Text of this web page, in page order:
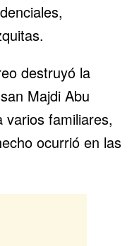
destruyó la
Majdi Abu
varios familiares,
ocurrió en las